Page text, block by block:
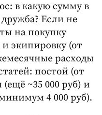
в какую сумму в
Если не
на покупку
экипировку (от
расходы
постой (от
~35 000 руб) и
4 000 руб).